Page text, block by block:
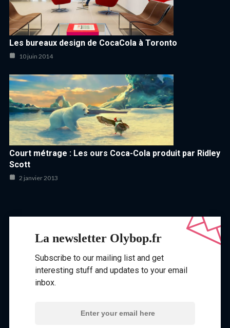
Les bureaux design de CocaCola à Toronto
10 juin 2014
Court métrage : Les ours Coca-Cola produit par Ridley
Scott
2 janvier 2013
La newsletter Olybop.fr
Subscribe to our mailing list and get
interesting stuff and updates to your email
inbox.